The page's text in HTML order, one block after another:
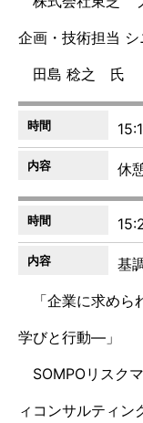
企画・技術担当 シ
田島 稔之 氏
休
基
「企業に求めら
学びと行動―」
SOMPOリスク
ィコンサルティン